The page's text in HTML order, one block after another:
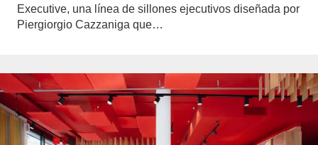
Executive, una línea de sillones ejecutivos diseñada por
Piergiorgio Cazzaniga que…